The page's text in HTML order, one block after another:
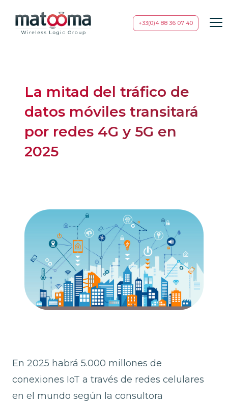
+33(0)4 88 36 07 40
La mitad del tráfico de
datos móviles transitará
por redes 4G y 5G en
2025
En 2025 habrá 5.000 millones de
conexiones IoT a través de redes celulares
en el mundo según la consultora